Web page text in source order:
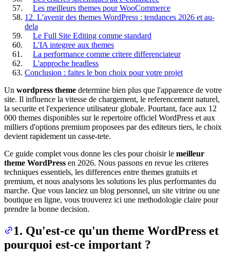
Les meilleurs themes pour WooCommerce
12. L'avenir des themes WordPress : tendances 2026 et au-
dela
Le Full Site Editing comme standard
L'IA integree aux themes
La performance comme critere differenciateur
L'approche headless
Conclusion : faites le bon choix pour votre projet
Un wordpress theme determine bien plus que l'apparence de votre
site. Il influence la vitesse de chargement, le referencement naturel,
la securite et l'experience utilisateur globale. Pourtant, face aux 12
000 themes disponibles sur le repertoire officiel WordPress et aux
milliers d'options premium proposees par des editeurs tiers, le choix
devient rapidement un casse-tete.
Ce guide complet vous donne les cles pour choisir le meilleur
theme WordPress en 2026. Nous passons en revue les criteres
techniques essentiels, les differences entre themes gratuits et
premium, et nous analysons les solutions les plus performantes du
marche. Que vous lanciez un blog personnel, un site vitrine ou une
boutique en ligne, vous trouverez ici une methodologie claire pour
prendre la bonne decision.
1. Qu'est-ce qu'un theme WordPress et
pourquoi est-ce important ?